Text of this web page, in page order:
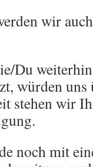
wir
Du weiterhin
würden uns
stehen wir
noch mit